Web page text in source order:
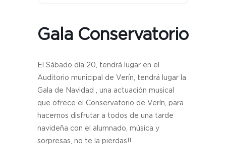
Gala Conservatorio
El Sábado día 20, tendrá lugar en el
Auditorio municipal de Verín, tendrá lugar la
Gala de Navidad , una actuación musical
que ofrece el Conservatorio de Verín, para
hacernos disfrutar a todos de una tarde
navideña con el alumnado, música y
sorpresas, no te la pierdas!!